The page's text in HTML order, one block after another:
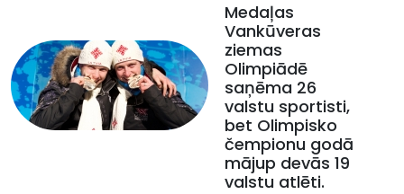
Medaļas
Vankūveras
ziemas
Olimpiādē
saņēma 26
valstu sportisti,
bet Olimpisko
čempionu godā
mājup devās 19
valstu atlēti.